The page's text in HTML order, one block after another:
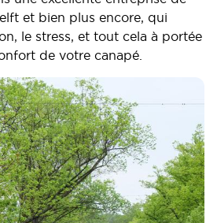
et bien plus encore, qui
le stress, et tout cela à portée
de votre canapé.